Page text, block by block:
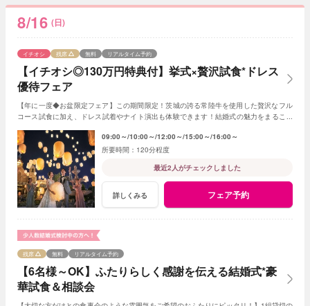
8/16 (日)
【イチオシ◎130万円特典付】挙式×贅沢試食*ドレス
優待フェア
イチオシ 残席 無料 リアルタイム予約
【年に一度◆お盆限定フェア】この期間限定！茨城の誇る常陸牛を使用した贅沢なフル
コース試食に加え、ドレス試着やナイト演出も体験できます！結婚式の魅力をまるごと
09:00～ 10:00～ 12:00～ 15:00～ 16:00～
120分程度
最近2人がチェックしました
詳しくみる フェア予約
【6名様～OK】ふたりらしく感謝を伝える結婚式*豪
華試食＆相談会
残席 無料 リアルタイム予約